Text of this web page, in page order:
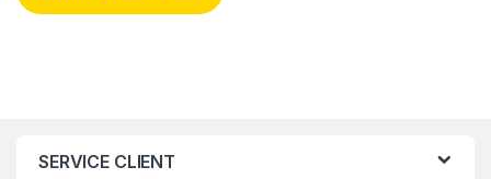
SERVICE CLIENT